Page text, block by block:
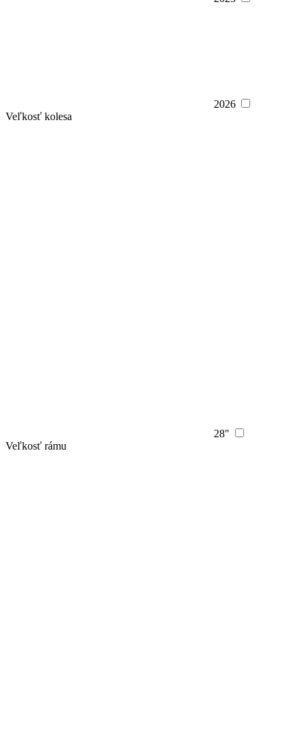
2026
Veľkosť kolesa
28"
Veľkosť rámu